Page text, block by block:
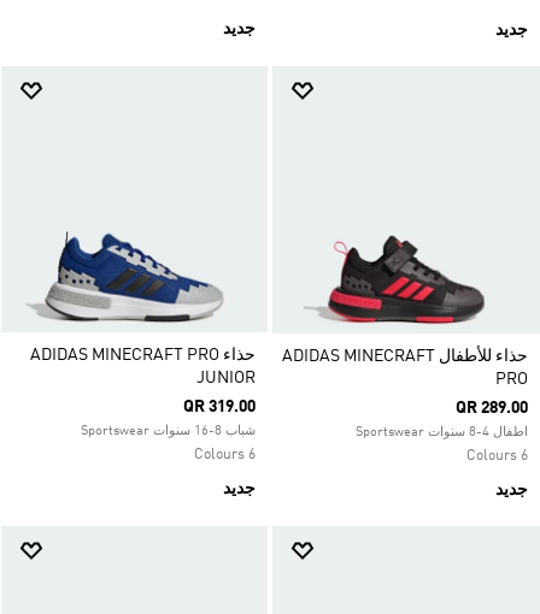
جديد جديد
حذاء للأطفال ADIDAS MINECRAFT
PRO
QR 289.00
اطفال 4-8 سنوات Sportswear
6 Colours
جديد
حذاء ADIDAS MINECRAFT PRO
JUNIOR
QR 319.00
شباب 8-16 سنوات Sportswear
6 Colours
جديد